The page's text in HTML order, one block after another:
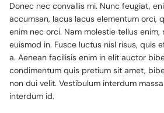
Donec nec convallis mi. Nunc feugiat,
accumsan, lacus lacus elementum orci,
enim nec orci. Nam molestie tellus
euismod in. Fusce luctus nisl risus, quis
a. Aenean facilisis enim in elit auctor
condimentum quis pretium sit amet,
non dui velit. Vestibulum interdum
interdum id.